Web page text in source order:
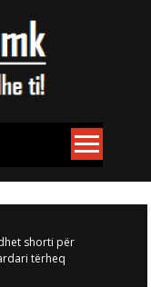
shorti për
tërheq